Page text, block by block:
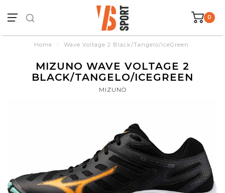
0
Home / Wave Voltage 2 Black/Tangelo/IceGreen
MIZUNO WAVE VOLTAGE 2
BLACK/TANGELO/ICEGREEN
MIZUNO